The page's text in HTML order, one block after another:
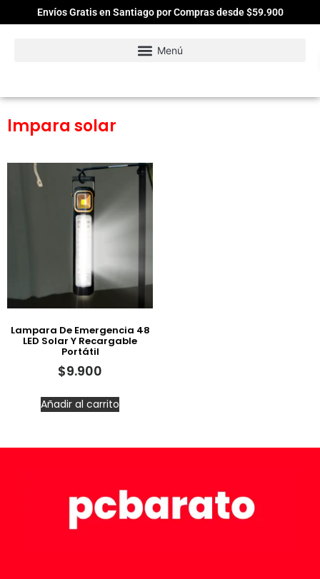
Envíos Gratis en Santiago por Compras desde $59.900
lmpara solar
Lampara De Emergencia 48
LED Solar Y Recargable
Portátil
$9.900
Añadir al carrito